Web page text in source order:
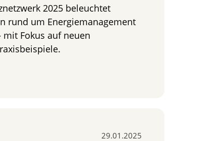
2025 beleuchtet
rund um Energiemanagement
Fokus auf neuen
29.01.2025